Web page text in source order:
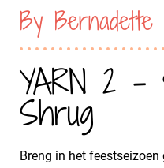
By Bernadette
YARN 2 -
Shrug
Breng in het